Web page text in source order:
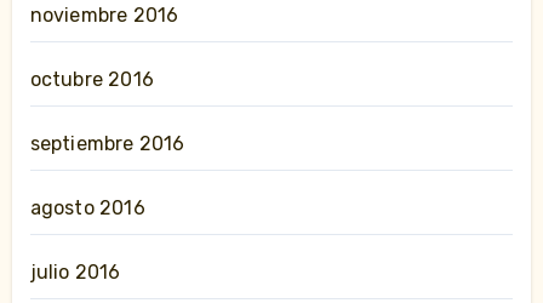
noviembre 2016
octubre 2016
septiembre 2016
agosto 2016
julio 2016